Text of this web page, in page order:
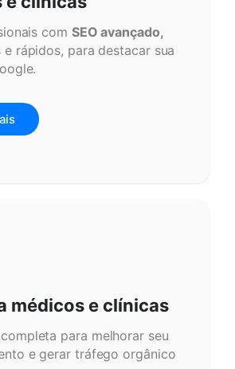
com SEO avançado,
e rápidos, para destacar sua
médicos e clínicas
para melhorar seu
e gerar tráfego orgânico